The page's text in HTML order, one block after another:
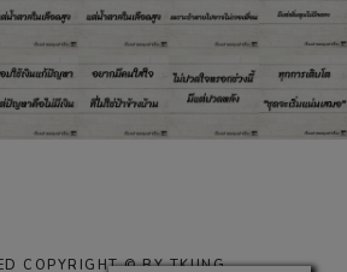
COPYRIGHT © BY TKUNG